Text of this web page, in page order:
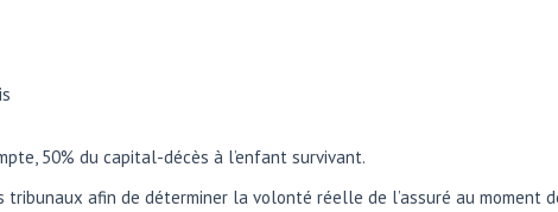
50% du capital-décès à l’enfant survivant.
afin de déterminer la volonté réelle de l’assuré au moment